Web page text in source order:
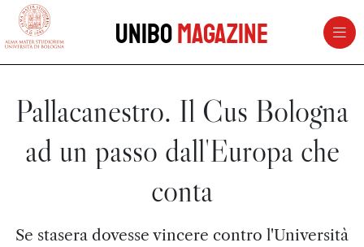
vai al contenuto della pagina
UniboMagazine
Pallacanestro. Il Cus Bologna
ad un passo dall'Europa che
conta
Se stasera dovesse vincere contro l'Università